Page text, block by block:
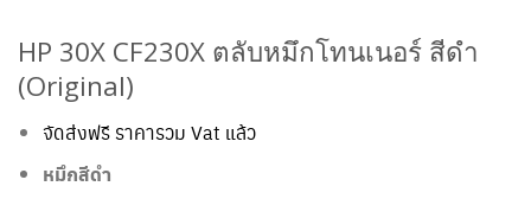
HP 30X CF230X ตลับหมึกโทนเนอร์ สีดำ
(Original)
จัดส่งฟรี ราคารวม Vat แล้ว
หมึกสีดำ